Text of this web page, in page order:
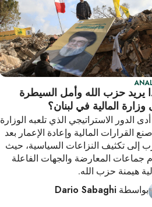
يريد حزب الله وأمل السيطرة
المالية في لبنان؟
الدور الاستراتيجي الذي تلعبه الوزارة
القرارات المالية وإعادة الإعمار بعد
إلى تكثيف النزاعات السياسية، حيث
جماعات المعارضة والجهات الفاعلة
هيمنة حزب الله.
بواسطة Dario Sabaghi